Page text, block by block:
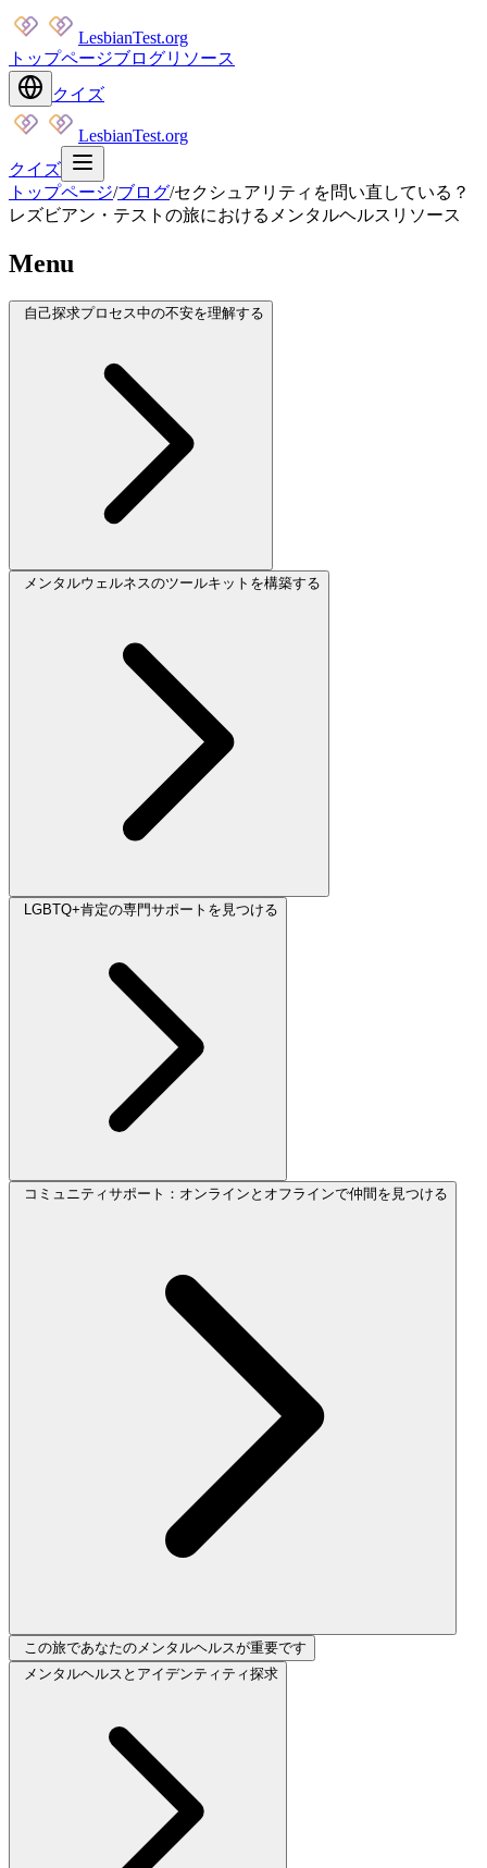
LesbianTest.org
トップページブログリソース
クイズ
LesbianTest.org
クイズ
トップページ/ブログ/セクシュアリティを問い直している？
レズビアン・テストの旅におけるメンタルヘルスリソース
Menu
自己探求プロセス中の不安を理解する
メンタルウェルネスのツールキットを構築する
LGBTQ+肯定の専門サポートを見つける
コミュニティサポート：オンラインとオフラインで仲間を見つける
この旅であなたのメンタルヘルスが重要です
メンタルヘルスとアイデンティティ探求